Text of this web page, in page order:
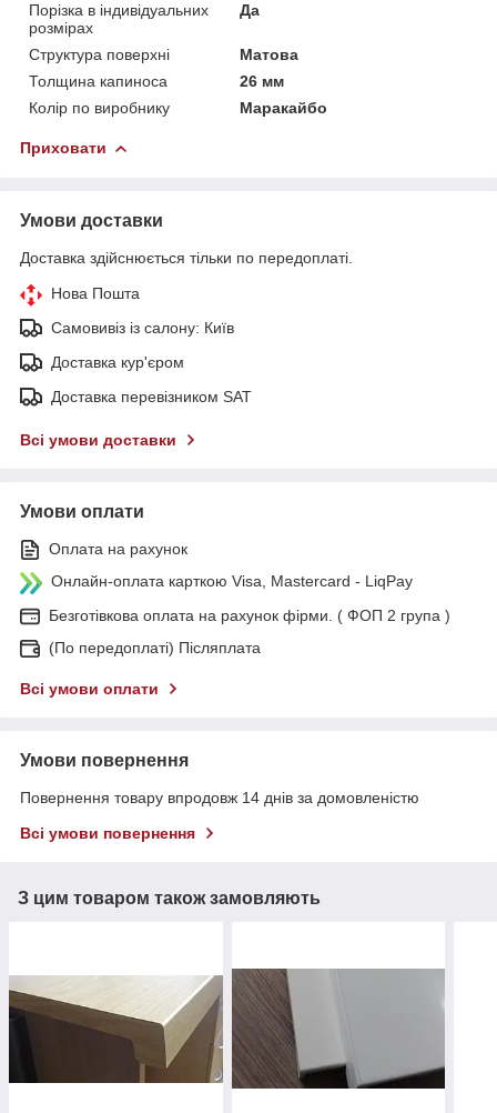
Порізка в індивідуальних
розмірах
Да
Структура поверхні
Матова
Толщина капиноса
26 мм
Колір по виробнику
Маракайбо
Приховати
Умови доставки
Доставка здійснюється тільки по передоплаті.
Нова Пошта
Самовивіз із салону: Київ
Доставка кур'єром
Доставка перевізником SAT
Всі умови доставки
Умови оплати
Оплата на рахунок
Онлайн-оплата карткою Visa, Mastercard - LiqPay
Безготівкова оплата на рахунок фірми. ( ФОП 2 група )
(По передоплаті) Післяплата
Всі умови оплати
Умови повернення
Повернення товару впродовж 14 днів за домовленістю
Всі умови повернення
З цим товаром також замовляють